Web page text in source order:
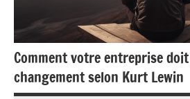
Comment votre entreprise
changement selon Kurt Lewin